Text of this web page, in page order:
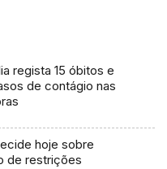
regista 15 óbitos e
de contágio nas
hoje sobre
de restrições